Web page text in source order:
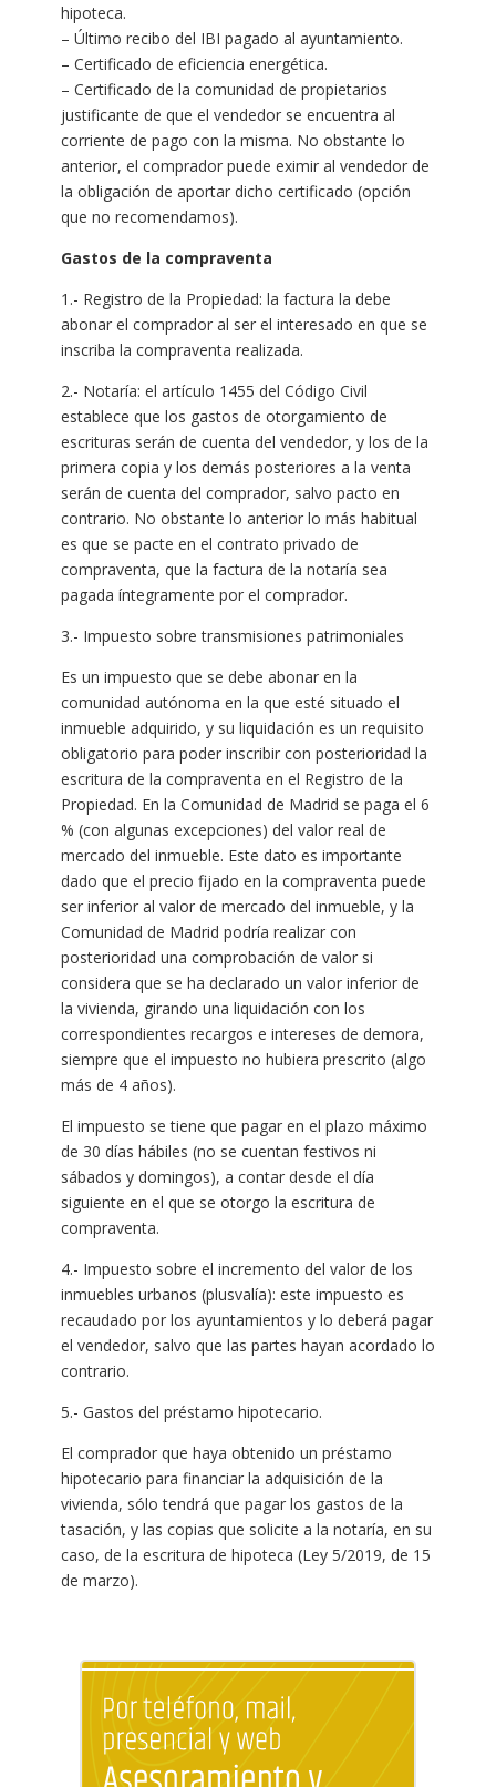
hipoteca.
– Último recibo del IBI pagado al ayuntamiento.
– Certificado de eficiencia energética.
– Certificado de la comunidad de propietarios
justificante de que el vendedor se encuentra al
corriente de pago con la misma. No obstante lo
anterior, el comprador puede eximir al vendedor de
la obligación de aportar dicho certificado (opción
que no recomendamos).
Gastos de la compraventa
1.- Registro de la Propiedad: la factura la debe
abonar el comprador al ser el interesado en que se
inscriba la compraventa realizada.
2.- Notaría: el artículo 1455 del Código Civil
establece que los gastos de otorgamiento de
escrituras serán de cuenta del vendedor, y los de la
primera copia y los demás posteriores a la venta
serán de cuenta del comprador, salvo pacto en
contrario. No obstante lo anterior lo más habitual
es que se pacte en el contrato privado de
compraventa, que la factura de la notaría sea
pagada íntegramente por el comprador.
3.- Impuesto sobre transmisiones patrimoniales
Es un impuesto que se debe abonar en la
comunidad autónoma en la que esté situado el
inmueble adquirido, y su liquidación es un requisito
obligatorio para poder inscribir con posterioridad la
escritura de la compraventa en el Registro de la
Propiedad. En la Comunidad de Madrid se paga el 6
% (con algunas excepciones) del valor real de
mercado del inmueble. Este dato es importante
dado que el precio fijado en la compraventa puede
ser inferior al valor de mercado del inmueble, y la
Comunidad de Madrid podría realizar con
posterioridad una comprobación de valor si
considera que se ha declarado un valor inferior de
la vivienda, girando una liquidación con los
correspondientes recargos e intereses de demora,
siempre que el impuesto no hubiera prescrito (algo
más de 4 años).
El impuesto se tiene que pagar en el plazo máximo
de 30 días hábiles (no se cuentan festivos ni
sábados y domingos), a contar desde el día
siguiente en el que se otorgo la escritura de
compraventa.
4.- Impuesto sobre el incremento del valor de los
inmuebles urbanos (plusvalía): este impuesto es
recaudado por los ayuntamientos y lo deberá pagar
el vendedor, salvo que las partes hayan acordado lo
contrario.
5.- Gastos del préstamo hipotecario.
El comprador que haya obtenido un préstamo
hipotecario para financiar la adquisición de la
vivienda, sólo tendrá que pagar los gastos de la
tasación, y las copias que solicite a la notaría, en su
caso, de la escritura de hipoteca (Ley 5/2019, de 15
de marzo).